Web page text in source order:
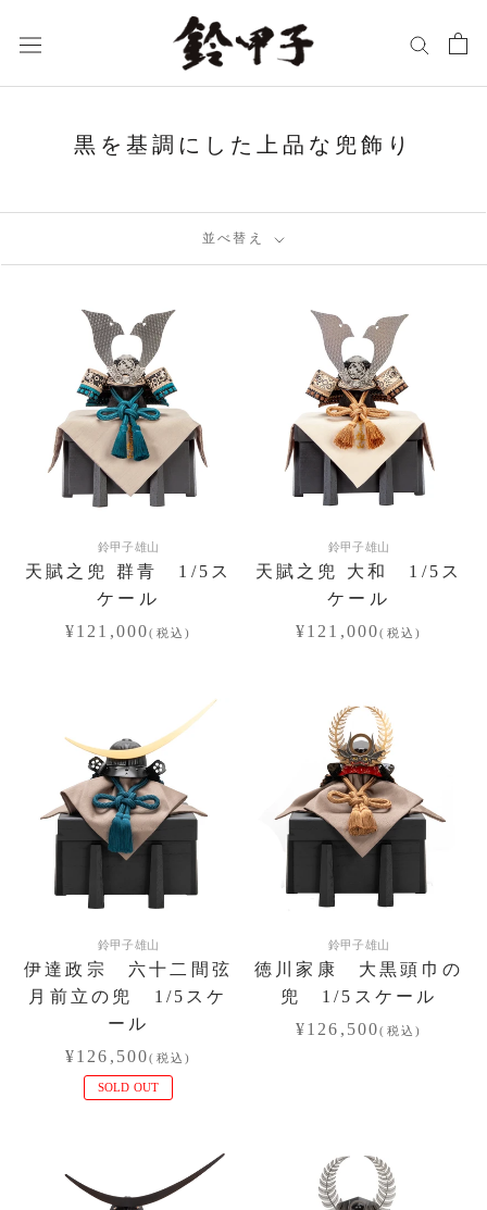
黒を基調にした上品な兜飾り
並べ替え
鈴甲子雄山
天賦之兜 群青 1/5ス
ケール
¥121,000(税込)
鈴甲子雄山
天賦之兜 大和 1/5ス
ケール
¥121,000(税込)
鈴甲子雄山
伊達政宗 六十二間弦
月前立の兜 1/5スケ
ール
¥126,500(税込)
SOLD OUT
鈴甲子雄山
徳川家康 大黒頭巾の
兜 1/5スケール
¥126,500(税込)